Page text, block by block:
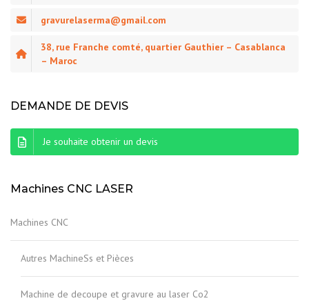
gravurelaserma@gmail.com
38, rue Franche comté, quartier Gauthier – Casablanca
– Maroc
DEMANDE DE DEVIS
Je souhaite obtenir un devis
Machines CNC LASER
Machines CNC
Autres MachineSs et Pièces
Machine de decoupe et gravure au laser Co2